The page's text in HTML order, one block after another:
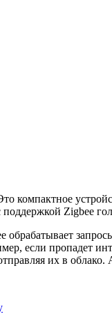
компактное
Zigbee
если пропадет
их в